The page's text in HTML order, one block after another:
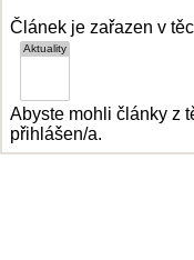
Článek je zařazen v
Abyste mohli články z
přihlášen/a.